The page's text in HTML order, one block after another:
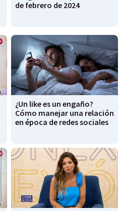
de febrero de 2024
¿Un like es un engaño?
Cómo manejar una relación
en época de redes sociales